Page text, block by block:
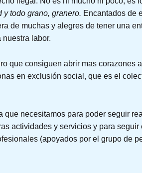
y todo grano, granero. Encantados de
de muchas y alegres de tener una
nuestra labor.
que consiguen abrir mas corazones
en exclusión social, que es el
necesitamos para poder seguir
actividades y servicios y para seguir
(apoyados por el grupo de